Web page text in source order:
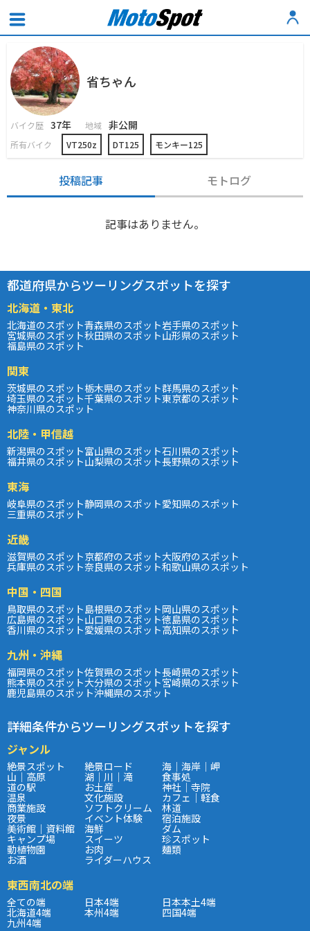
省ちゃん
バイク歴 37年 地域 非公開
所有バイク VT250z DT125 モンキー125
投稿記事 モトログ
記事はありません。
都道府県からツーリングスポットを探す
北海道・東北
北海道のスポット青森県のスポット岩手県のスポット
宮城県のスポット秋田県のスポット山形県のスポット
福島県のスポット
関東
茨城県のスポット栃木県のスポット群馬県のスポット
埼玉県のスポット千葉県のスポット東京都のスポット
神奈川県のスポット
北陸・甲信越
新潟県のスポット富山県のスポット石川県のスポット
福井県のスポット山梨県のスポット長野県のスポット
東海
岐阜県のスポット静岡県のスポット愛知県のスポット
三重県のスポット
近畿
滋賀県のスポット京都府のスポット大阪府のスポット
兵庫県のスポット奈良県のスポット和歌山県のスポット
中国・四国
鳥取県のスポット島根県のスポット岡山県のスポット
広島県のスポット山口県のスポット徳島県のスポット
香川県のスポット愛媛県のスポット高知県のスポット
九州・沖縄
福岡県のスポット佐賀県のスポット長崎県のスポット
熊本県のスポット大分県のスポット宮崎県のスポット
鹿児島県のスポット沖縄県のスポット
詳細条件からツーリングスポットを探す
ジャンル
絶景スポット 絶景ロード 海｜海岸｜岬
山｜高原 湖｜川｜滝 食事処
道の駅 お土産 神社｜寺院
温泉 文化施設 カフェ｜軽食
商業施設 ソフトクリーム 林道
夜景 イベント体験 宿泊施設
美術館｜資料館 海鮮 ダム
キャンプ場 スイーツ 珍スポット
動植物園 お肉 麺類
お酒 ライダーハウス
東西南北の端
全ての端 日本4端 日本本土4端
北海道4端 本州4端 四国4端
九州4端